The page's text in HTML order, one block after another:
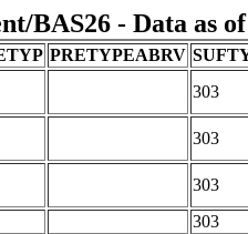
BAS26 - Data as
PRETYPEABRV
303
303
303
303